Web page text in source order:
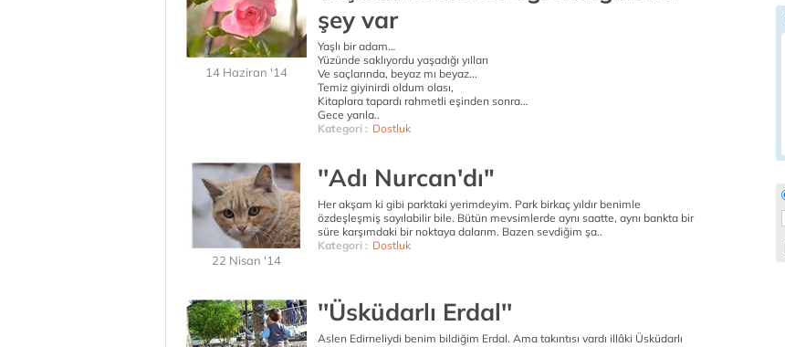
14 Haziran '14
şey var
Yaşlı bir adam…
Yüzünde saklıyordu yaşadığı yılları
Ve saçlarında, beyaz mı beyaz...
Temiz giyinirdi oldum olası,
Kitaplara tapardı rahmetli eşinden sonra…
Gece yarıla..
Kategori : Dostluk
22 Nisan '14
''Adı Nurcan'dı"
Her akşam ki gibi parktaki yerimdeyim. Park birkaç yıldır benimle
özdeşleşmiş sayılabilir bile. Bütün mevsimlerde aynı saatte, aynı bankta bir
süre karşımdaki bir noktaya dalarım. Bazen sevdiğim şa..
Kategori : Dostluk
''Üsküdarlı Erdal''
Aslen Edirneliydi benim bildiğim Erdal. Ama takıntısı vardı illâki Üsküdarlı